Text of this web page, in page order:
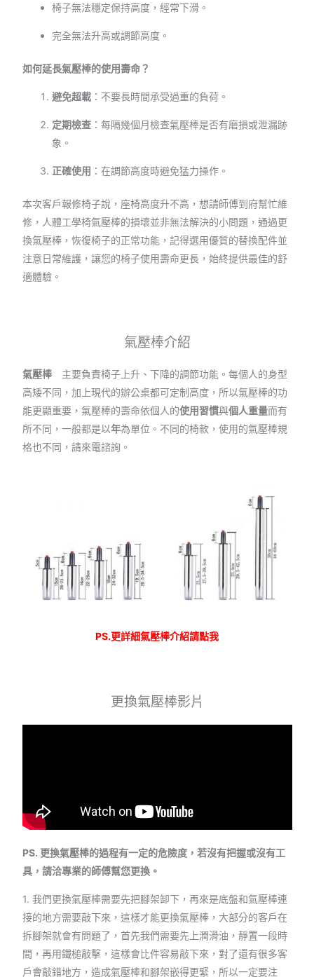
椅子無法穩定保持高度，經常下滑。
完全無法升高或調節高度。
如何延長氣壓棒的使用壽命？
避免超載：不要長時間承受過重的負荷。
定期檢查：每隔幾個月檢查氣壓棒是否有磨損或泄漏跡
象。
正確使用 ：在調節高度時避免猛力操作。
本次客戶報修椅子說，座椅高度升不高，想請師傅到府幫忙維
修，人體工學椅氣壓棒的損壞並非無法解決的小問題，通過更
換氣壓棒，恢復椅子的正常功能，記得選用優質的替換配件並
注意日常維護，讓您的椅子使用壽命更長，始終提供最佳的舒
適體驗。
氣壓棒介紹
氣壓棒主要負責椅子上升、下降的調節功能。每個人的身型
高矮不同，加上現代的辦公桌都可定制高度，所以氣壓棒的功
能更顯重要，氣壓棒的壽命依個人的使用習慣與個人重量而有
所不同，一般都是以年為單位。不同的椅款，使用的氣壓棒規
格也不同，請來電諮詢。
PS.更詳細氣壓棒介紹請點我
更換氣壓棒影片
PS. 更換氣壓棒的過程有一定的危險度，若沒有把握或沒有工
具，請洽專業的師傅幫您更換。
1. 我們更換氣壓棒需要先把腳架卸下，再來是底盤和氣壓棒連
接的地方需要敲下來，這樣才能更換氣壓棒，大部分的客戶在
拆腳架就會有問題了，首先我們需要先上潤滑油，靜置一段時
間，再用鐵槌敲擊，這樣會比件容易敲下來，對了還有很多客
戶會敲錯地方，造成氣壓棒和腳架嵌得更緊，所以一定要注